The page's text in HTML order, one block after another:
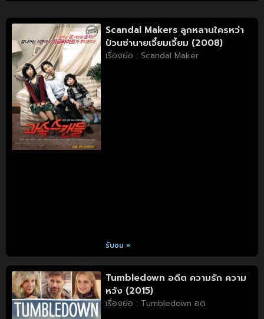
Scandal Makers ลูกหลานใครหว่า
ป่วนซ่านายเจี๋ยมเจี้ยม (2008)
เรื่องย่อ : Scandal Maker
รับชม »
Tumbledown อดีต ความรัก ความ
หวัง (2015)
เรื่องย่อ : Tumbledown อด